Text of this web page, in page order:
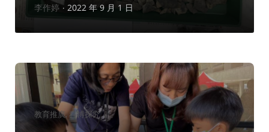
作
者：
李作婷 2022 年 9 月 1 日
分
類：
教育推廣 科博探究